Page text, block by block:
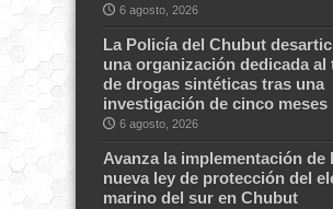
6 agosto, 2026
La Policía del Chubut
una organización dedicada al
de drogas sintéticas tras una
investigación de cinco meses
6 agosto, 2026
Avanza la implementación de
nueva ley de protección del
marino del sur en Chubut